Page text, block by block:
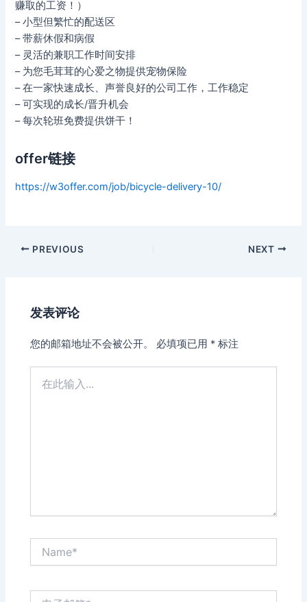
赚取的工资！）
– 小型但繁忙的配送区
– 带薪休假和病假
– 灵活的兼职工作时间安排
– 为您毛茸茸的心爱之物提供宠物保险
– 在一家快速成长、声誉良好的公司工作，工作稳定
– 可实现的成长/晋升机会
– 每次轮班免费提供饼干！
offer链接
https://w3offer.com/job/bicycle-delivery-10/
Post
PREVIOUS NEXT
发表评论
您的邮箱地址不会被公开。 必填项已用 * 标注